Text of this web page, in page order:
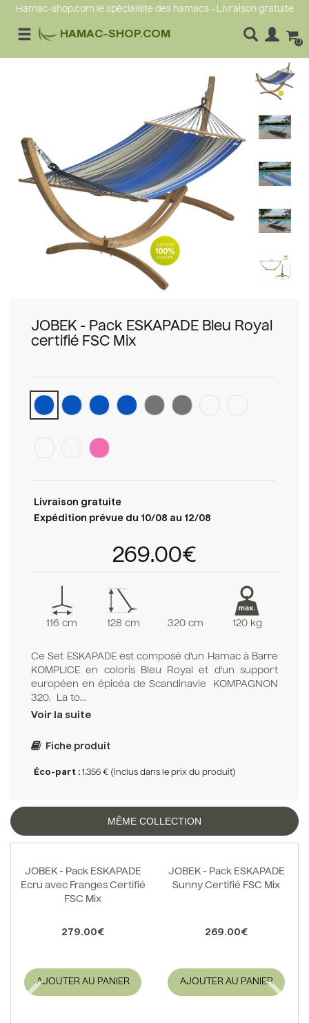
Hamac-shop.com le spécialiste des hamacs - Livraison gratuite
HAMAC-SHOP.COM
0
JOBEK - Pack ESKAPADE Bleu Royal
certifié FSC Mix
Livraison gratuite
Expédition prévue du 10/08 au 12/08
269.00€
116 cm 128 cm 320 cm 120 kg
Ce Set ESKAPADE est composé d'un Hamac à Barre
KOMPLICE en coloris Bleu Royal et d'un support
européen en épicéa de Scandinavie KOMPAGNON
320. La to...
Voir la suite
Fiche produit
Éco-part : 1.356 € (inclus dans le prix du produit)
MÊME COLLECTION
JOBEK - Pack ESKAPADE
Ecru avec Franges Certifié
FSC Mix
279.00€
AJOUTER AU PANIER
JOBEK - Pack ESKAPADE
Sunny Certifié FSC Mix
269.00€
AJOUTER AU PANIER